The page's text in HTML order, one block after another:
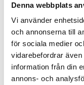
Denna webbplats
Vi använder
och annonserna till
för sociala medier
vidarebefordrar
information från din
annons- och
Sensorblock stora 2st
ARTNR:SB24
112,50kr
Inkl. moms